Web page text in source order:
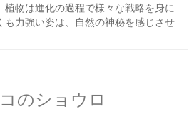
物は進化の過程で様々な戦略を身に
も力強い姿は、自然の神秘を感じさせ
のショウロ